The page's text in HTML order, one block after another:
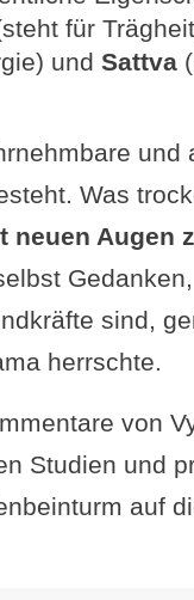
für
und Sattva
und
Was
neuen Augen
sind,
herrschte.
von
Studien und
auf